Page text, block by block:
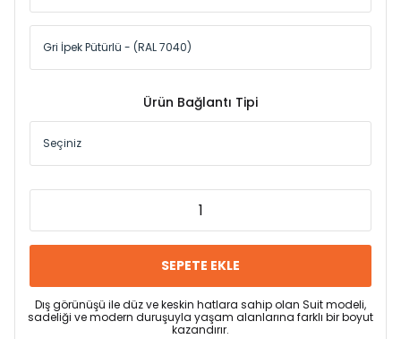
Ürün Bağlantı Tipi
SEPETE EKLE
Dış görünüşü ile düz ve keskin hatlara sahip olan Suit modeli,
sadeliği ve modern duruşuyla yaşam alanlarına farklı bir boyut
kazandırır.